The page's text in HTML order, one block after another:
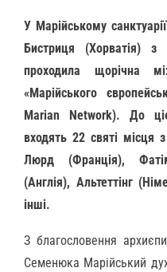
У Марійському
Бистриця (Хорватія)
проходила щорічна
«Марійського
Marian Network). До
входять 22 святі місця
Люрд (Франція),
(Англія), Альтеттінг
інші.
З благословення
Семенюка Марійський